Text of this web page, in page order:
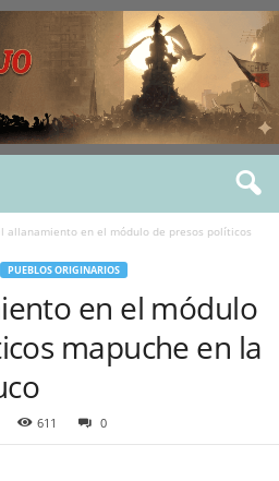
allanamiento en el módulo de presos políticos
PUEBLOS ORIGINARIOS
en el módulo
mapuche en la
611 0